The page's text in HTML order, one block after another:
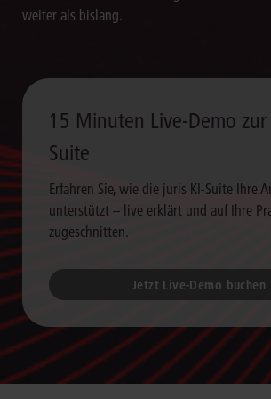
weiter als bislang.
15 Minuten Live-Demo
Suite
Erfahren Sie, wie die juris KI-Suite Ihre
unterstützt – live erklärt und auf Ihre
zugeschnitten.
Jetzt Live-Demo buchen